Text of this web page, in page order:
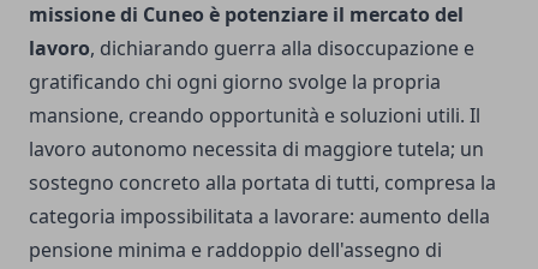
missione di Cuneo è potenziare il mercato del
lavoro, dichiarando guerra alla disoccupazione e
gratificando chi ogni giorno svolge la propria
mansione, creando opportunità e soluzioni utili. Il
lavoro autonomo necessita di maggiore tutela; un
sostegno concreto alla portata di tutti, compresa la
categoria impossibilitata a lavorare: aumento della
pensione minima e raddoppio dell'assegno di